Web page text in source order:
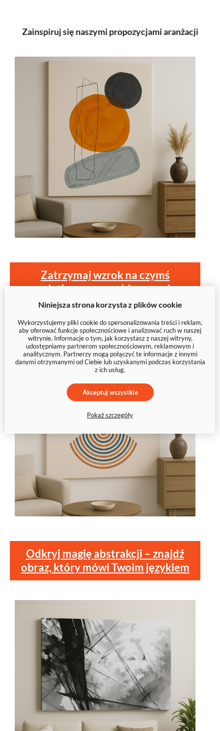
Zainspiruj się naszymi propozycjami aranżacji
Zatrzymaj wzrok na czymś
wyjątkowym – wybierz swoją
abstrakcję
Odkryj magię abstrakcji – znajdź
obraz, który mówi Twoim językiem
Niniejsza strona korzysta z plików cookie
Wykorzystujemy pliki cookie do spersonalizowania treści i reklam,
aby oferować funkcje społecznościowe i analizować ruch w naszej
witrynie. Informacje o tym, jak korzystasz z naszej witryny,
udostępniamy partnerom społecznościowym, reklamowym i
analitycznym. Partnerzy mogą połączyć te informacje z innymi
danymi otrzymanymi od Ciebie lub uzyskanymi podczas korzystania
z ich usług.
Akceptuj wszystkie
Pokaż szczegóły